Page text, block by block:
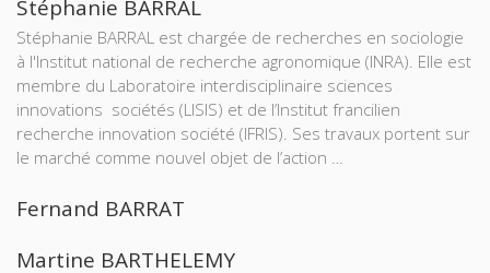
Stéphanie BARRAL
Stéphanie BARRAL est chargée de recherches en sociologie
à l'Institut national de recherche agronomique (INRA). Elle est
membre du Laboratoire interdisciplinaire sciences
innovations sociétés (LISIS) et de l’Institut francilien
recherche innovation société (IFRIS). Ses travaux portent sur
le marché comme nouvel objet de l’action …
Fernand BARRAT
Martine BARTHELEMY